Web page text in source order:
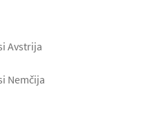
Avstrija
Nemčija